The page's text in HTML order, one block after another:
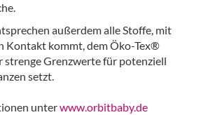
außerdem alle Stoffe, mit
Kontakt kommt, dem Öko-Tex®
strenge Grenzwerte für potenziell
setzt.
unterwww.orbitbaby.de